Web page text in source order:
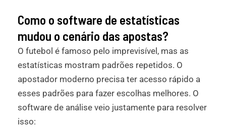
Como o software de estatísticas
mudou o cenário das apostas?
O futebol é famoso pelo imprevisível, mas as
estatísticas mostram padrões repetidos. O
apostador moderno precisa ter acesso rápido a
esses padrões para fazer escolhas melhores. O
software de análise veio justamente para resolver
isso: